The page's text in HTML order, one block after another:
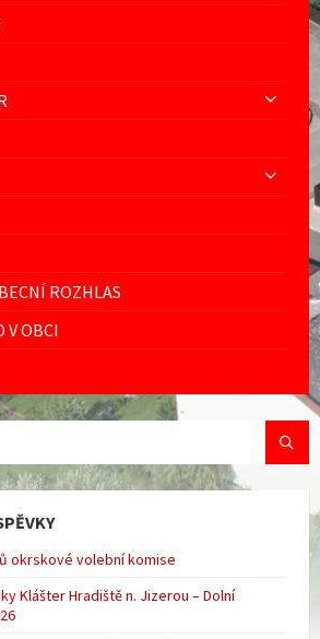
ROZHLAS
V OBCI
okrskové volební komise
Klášter Hradiště n. Jizerou – Dolní